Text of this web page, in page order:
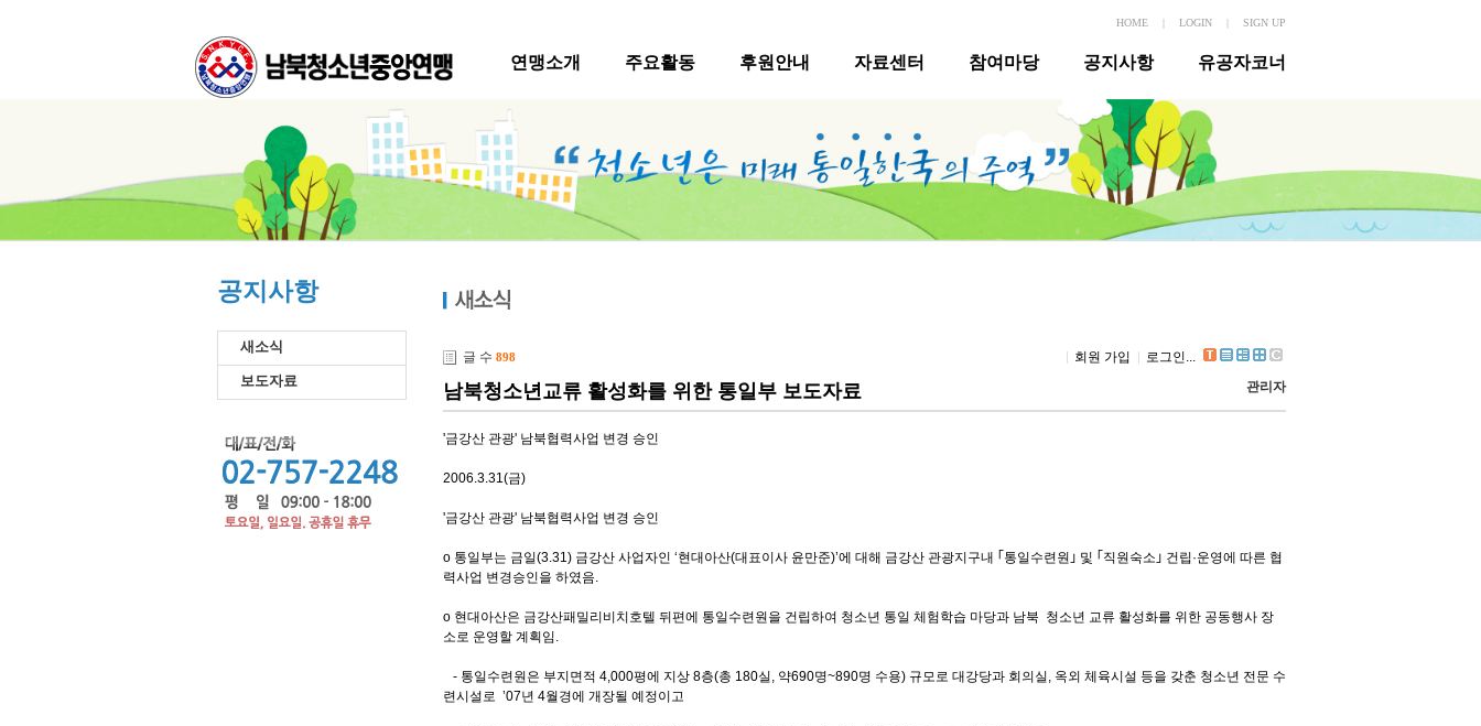
HOME | LOGIN | SIGN UP
연맹소개 주요활동 후원안내 자료센터 참여마당 공지사항 유공자코너
공지사항
새소식
보도자료
글 수 898 회원 가입 로그인...
남북청소년교류 활성화를 위한 통일부 보도자료 관리자
'금강산 관광' 남북협력사업 변경 승인
2006.3.31(금)
'금강산 관광' 남북협력사업 변경 승인
o 통일부는 금일(3.31) 금강산 사업자인 ‘현대아산(대표이사 윤만준)’에 대해 금강산 관광지구내 ｢통일수련원｣ 및 ｢직원숙소｣ 건립·운영에 따른 협
력사업 변경승인을 하였음.
o 현대아산은 금강산패밀리비치호텔 뒤편에 통일수련원을 건립하여 청소년 통일 체험학습 마당과 남북 청소년 교류 활성화를 위한 공동행사 장
소로 운영할 계획임.
- 통일수련원은 부지면적 4,000평에 지상 8층(총 180실, 약690명~890명 수용) 규모로 대강당과 회의실, 옥외 체육시설 등을 갖춘 청소년 전문 수
련시설로 ’07년 4월경에 개장될 예정이고